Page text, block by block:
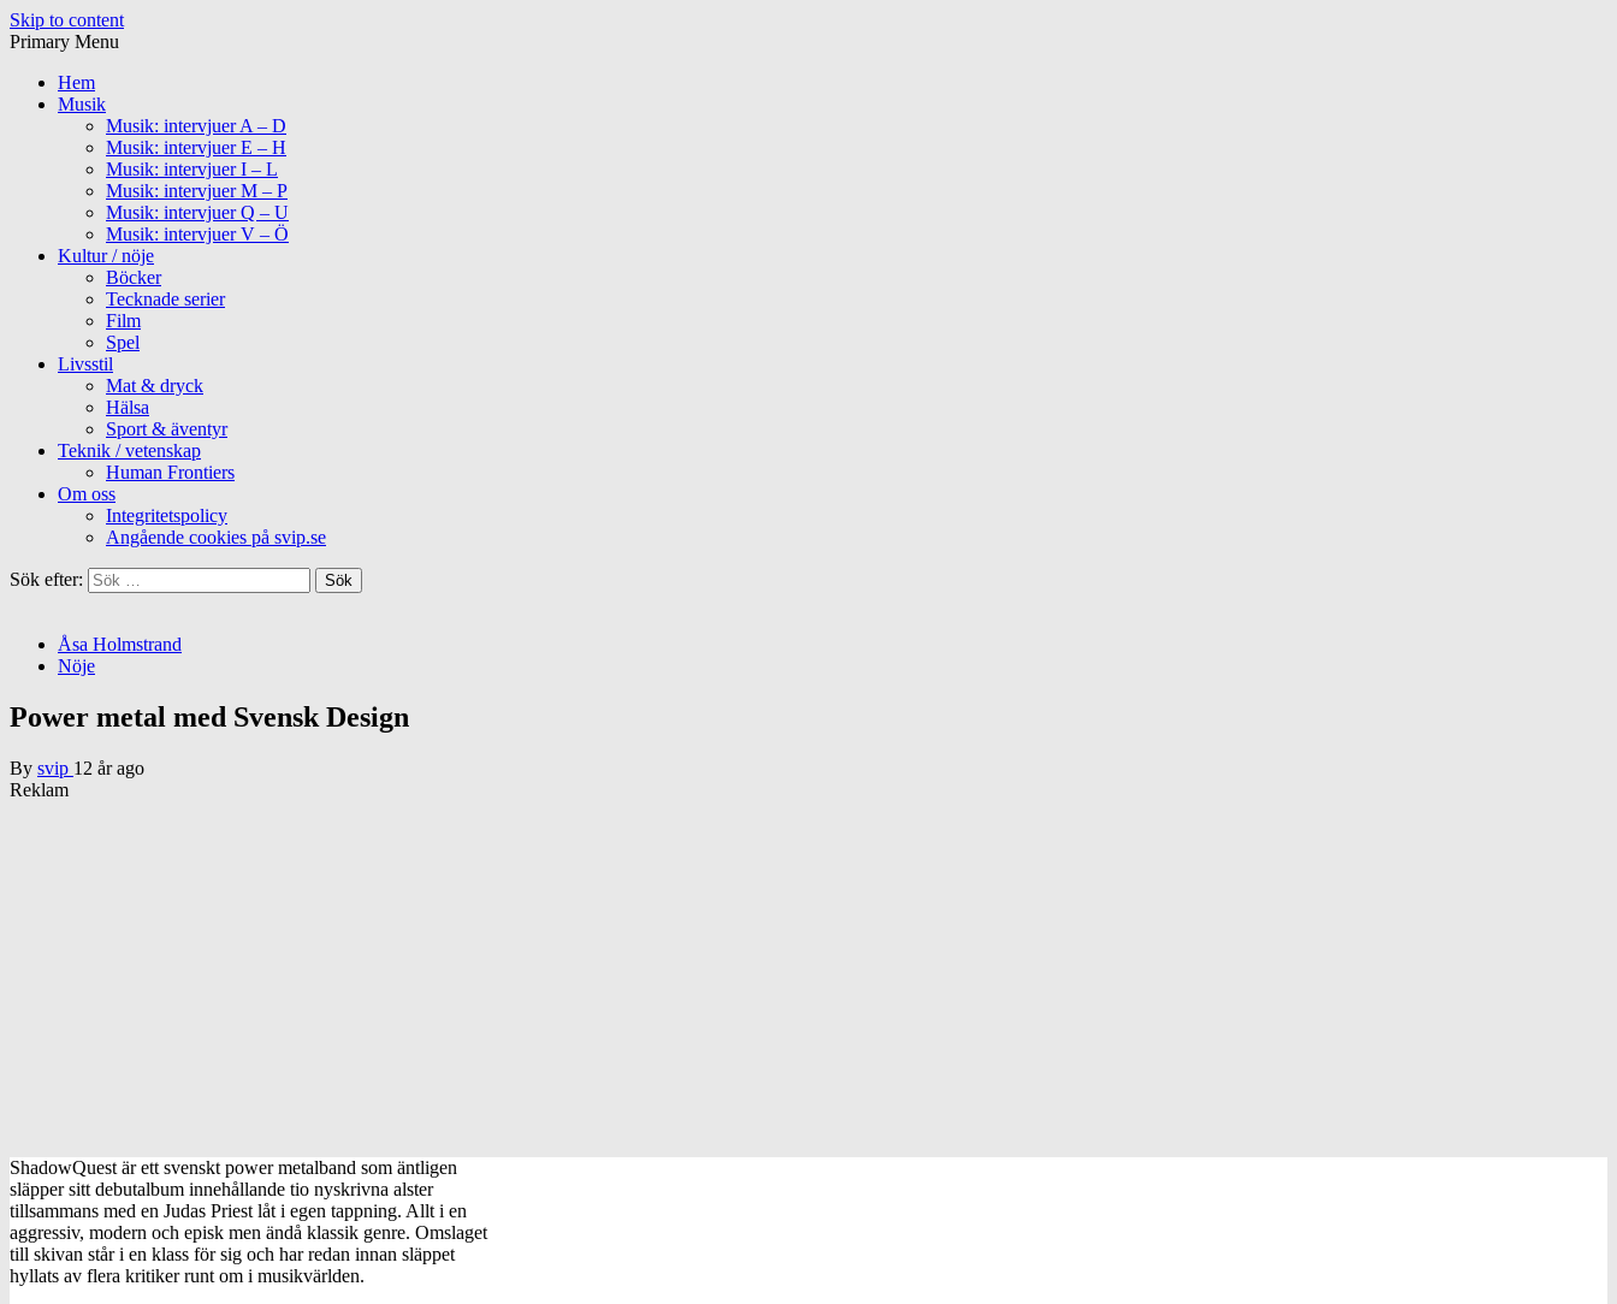
Skip to content
Primary Menu
Hem
Musik
Musik: intervjuer A – D
Musik: intervjuer E – H
Musik: intervjuer I – L
Musik: intervjuer M – P
Musik: intervjuer Q – U
Musik: intervjuer V – Ö
Kultur / nöje
Böcker
Tecknade serier
Film
Spel
Livsstil
Mat & dryck
Hälsa
Sport & äventyr
Teknik / vetenskap
Human Frontiers
Om oss
Integritetspolicy
Angående cookies på svip.se
Sök efter:
Åsa Holmstrand
Nöje
Power metal med Svensk Design
By svip 12 år ago
Reklam
ShadowQuest är ett svenskt power metalband som äntligen
släpper sitt debutalbum innehållande tio nyskrivna alster
tillsammans med en Judas Priest låt i egen tappning. Allt i en
aggressiv, modern och episk men ändå klassik genre. Omslaget
till skivan står i en klass för sig och har redan innan släppet
hyllats av flera kritiker runt om i musikvärlden.